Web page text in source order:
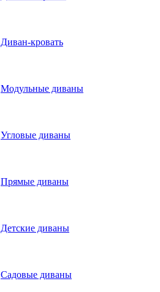
Диван-кровать
Модульные диваны
Угловые диваны
Прямые диваны
Детские диваны
Садовые диваны